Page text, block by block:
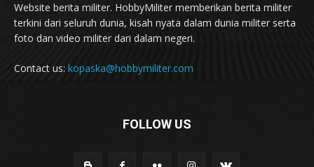
Website berita militer. HobbyMiliter memberikan berita militer
terkini dari seluruh dunia, kisah nyata dalam dunia militer serta
foto dan video militer dari dalam negeri.
Contact us: kopaska@hobbymiliter.com
FOLLOW US